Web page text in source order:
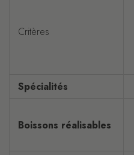
Critères
Spécialités
Boissons réalisables